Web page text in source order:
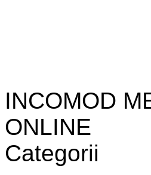
INCOMOD
ONLINE
Categorii